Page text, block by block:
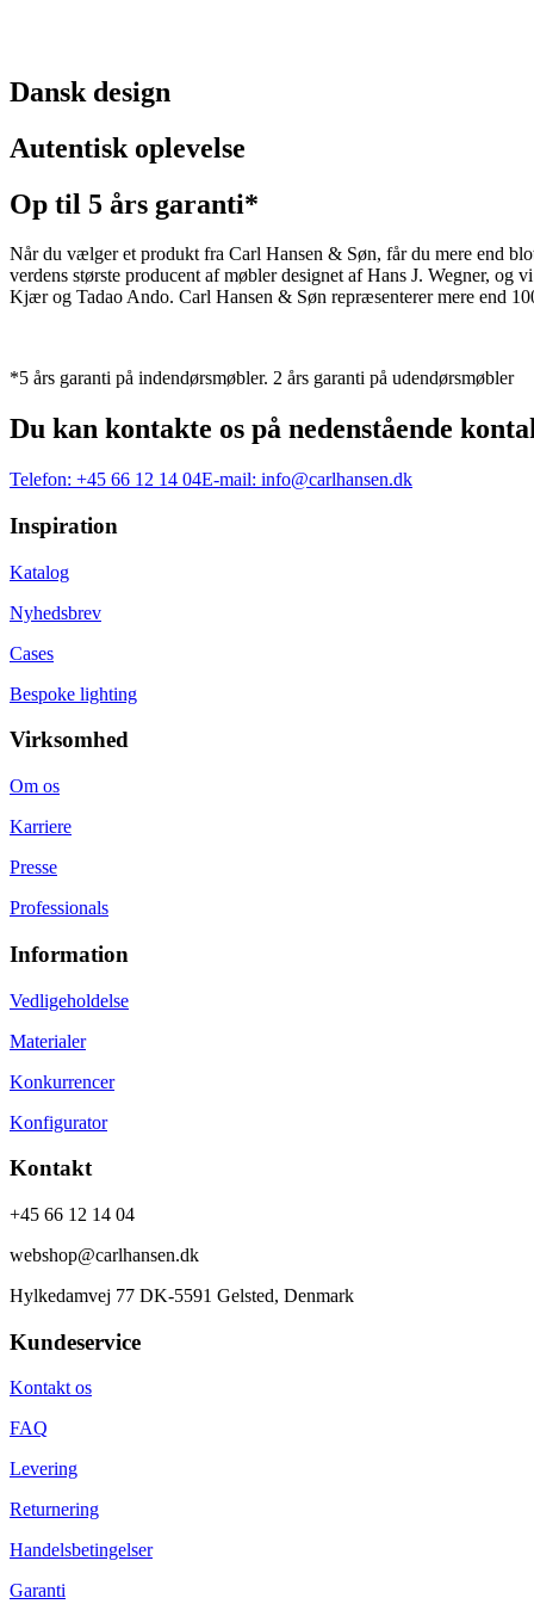
Dansk design
Autentisk oplevelse
Op til 5 års garanti*
Når du vælger et produkt fra Carl Hansen & Søn, får du mere end
verdens største producent af møbler designet af Hans J. Wegner,
Kjær og Tadao Ando. Carl Hansen & Søn repræsenterer mere end
*5 års garanti på indendørsmøbler. 2 års garanti på udendørsmøbler
Du kan kontakte os på nedenstående
Telefon: +45 66 12 14 04E-mail: info@carlhansen.dk
Inspiration
Katalog
Nyhedsbrev
Cases
Bespoke lighting
Virksomhed
Om os
Karriere
Presse
Professionals
Information
Vedligeholdelse
Materialer
Konkurrencer
Konfigurator
Kontakt
+45 66 12 14 04
webshop@carlhansen.dk
Hylkedamvej 77 DK-5591 Gelsted, Denmark
Kundeservice
Kontakt os
FAQ
Levering
Returnering
Handelsbetingelser
Garanti